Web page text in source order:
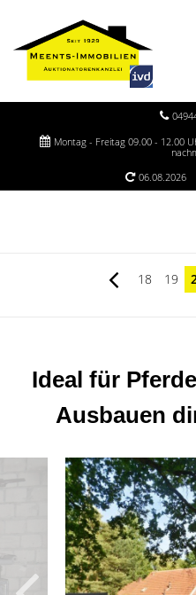
Montag - Freitag 09.00 - 12.00
06.08.2026
18 19
Ideal für
Ausbauen